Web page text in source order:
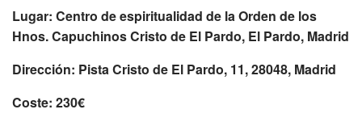
Lugar: Centro de espiritualidad de la Orden de los
Hnos. Capuchinos Cristo de El Pardo, El Pardo, Madrid
Dirección: Pista Cristo de El Pardo, 11, 28048, Madrid
Coste: 230€